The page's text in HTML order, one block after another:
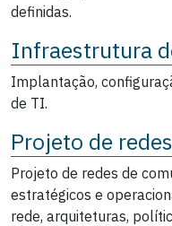
definidas.
Infraestrutura
Implantação,
de TI.
Projeto de redes
Projeto de redes de
estratégicos e
rede, arquiteturas,